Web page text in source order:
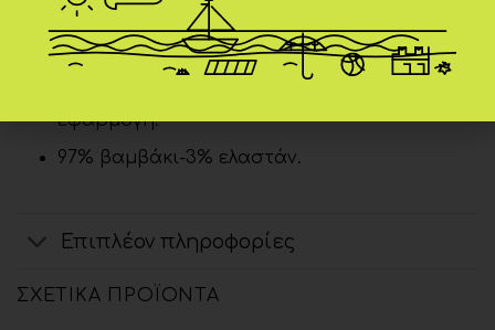
95% βαμβάκι-5% ελαστάν.
Παντελόνι μπλέ,διακριτικό πουά, με
εφαρμογή.
97% βαμβάκι-3% ελαστάν.
Επιπλέον πληροφορίες
ΣΧΕΤΙΚΆ ΠΡΟΪΌΝΤΑ